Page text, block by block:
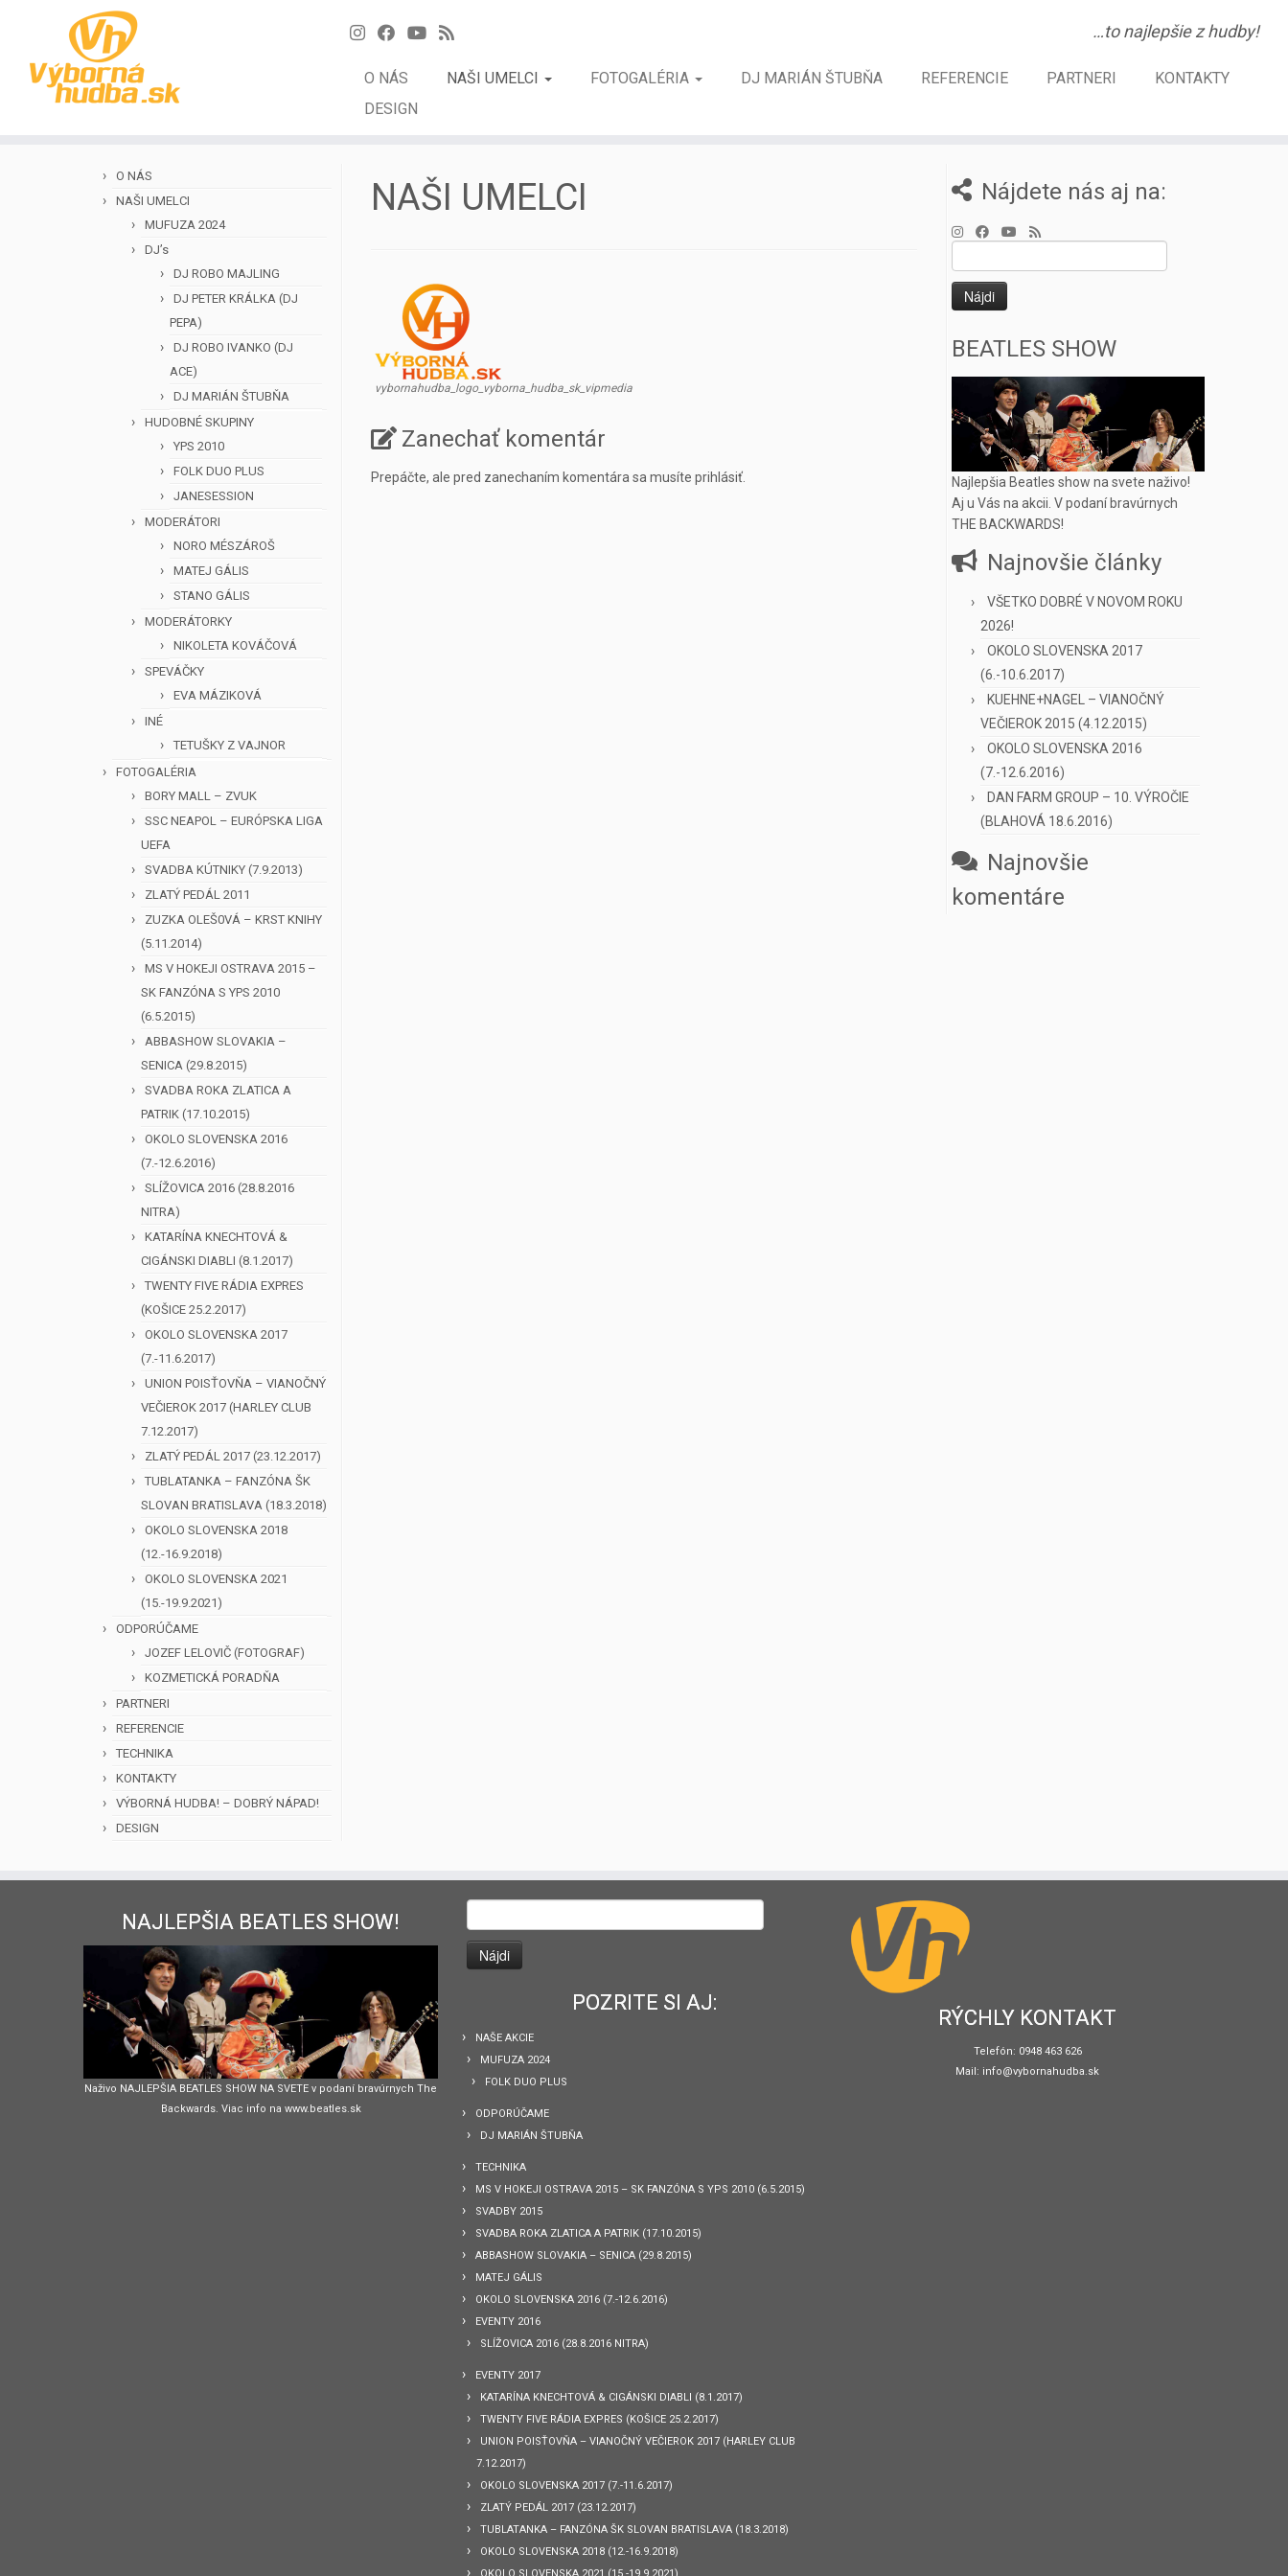
…to najlepšie z hudby!
O NÁS NAŠI UMELCI FOTOGALÉRIA DJ MARIÁN ŠTUBŇA REFERENCIE PARTNERI
KONTAKTY
DESIGN
O NÁS
NAŠI UMELCI
MUFUZA 2024
DJ’s
DJ ROBO MAJLING
DJ PETER KRÁLKA (DJ
PEPA)
DJ ROBO IVANKO (DJ
ACE)
DJ MARIÁN ŠTUBŇA
HUDOBNÉ SKUPINY
YPS 2010
FOLK DUO PLUS
JANESESSION
MODERÁTORI
NORO MÉSZÁROŠ
MATEJ GÁLIS
STANO GÁLIS
MODERÁTORKY
NIKOLETA KOVÁČOVÁ
SPEVÁČKY
EVA MÁZIKOVÁ
INÉ
TETUŠKY Z VAJNOR
FOTOGALÉRIA
BORY MALL – ZVUK
SSC NEAPOL – EURÓPSKA LIGA
UEFA
SVADBA KÚTNIKY (7.9.2013)
ZLATÝ PEDÁL 2011
ZUZKA OLEŠ0VÁ – KRST KNIHY
(5.11.2014)
MS V HOKEJI OSTRAVA 2015 –
SK FANZÓNA S YPS 2010
(6.5.2015)
ABBASHOW SLOVAKIA –
SENICA (29.8.2015)
SVADBA ROKA ZLATICA A
PATRIK (17.10.2015)
OKOLO SLOVENSKA 2016
(7.-12.6.2016)
SLÍŽOVICA 2016 (28.8.2016
NITRA)
KATARÍNA KNECHTOVÁ &
CIGÁNSKI DIABLI (8.1.2017)
TWENTY FIVE RÁDIA EXPRES
(KOŠICE 25.2.2017)
OKOLO SLOVENSKA 2017
(7.-11.6.2017)
UNION POISŤOVŇA – VIANOČNÝ
VEČIEROK 2017 (HARLEY CLUB
7.12.2017)
ZLATÝ PEDÁL 2017 (23.12.2017)
TUBLATANKA – FANZÓNA ŠK
SLOVAN BRATISLAVA (18.3.2018)
OKOLO SLOVENSKA 2018
(12.-16.9.2018)
OKOLO SLOVENSKA 2021
(15.-19.9.2021)
ODPORÚČAME
JOZEF LELOVIČ (FOTOGRAF)
KOZMETICKÁ PORADŇA
PARTNERI
REFERENCIE
TECHNIKA
KONTAKTY
VÝBORNÁ HUDBA! – DOBRÝ NÁPAD!
DESIGN
NAŠI UMELCI
vybornahudba_logo_vyborna_hudba_sk_vipmedia
Zanechať komentár
Prepáčte, ale pred zanechaním komentára sa musíte prihlásiť
Nájdete nás aj na:
BEATLES SHOW
Najlepšia Beatles show na svete naživo!
Aj u Vás na akcii. V podaní bravúrnych
THE BACKWARDS!
Najnovšie články
VŠETKO DOBRÉ V NOVOM ROKU
2026!
OKOLO SLOVENSKA 2017
(6.-10.6.2017)
KUEHNE+NAGEL – VIANOČNÝ
VEČIEROK 2015 (4.12.2015)
OKOLO SLOVENSKA 2016
(7.-12.6.2016)
DAN FARM GROUP – 10. VÝROČIE
(BLAHOVÁ 18.6.2016)
Najnovšie
komentáre
NAJLEPŠIA BEATLES SHOW!
Naživo NAJLEPŠIA BEATLES SHOW NA SVETE v podaní bravúrnych The
Backwards. Viac info na www.beatles.sk
POZRITE SI AJ:
NAŠE AKCIE
MUFUZA 2024
FOLK DUO PLUS
ODPORÚČAME
DJ MARIÁN ŠTUBŇA
TECHNIKA
MS V HOKEJI OSTRAVA 2015 – SK FANZÓNA S YPS 2010 (6.5.2015)
SVADBY 2015
SVADBA ROKA ZLATICA A PATRIK (17.10.2015)
ABBASHOW SLOVAKIA – SENICA (29.8.2015)
MATEJ GÁLIS
OKOLO SLOVENSKA 2016 (7.-12.6.2016)
EVENTY 2016
SLÍŽOVICA 2016 (28.8.2016 NITRA)
EVENTY 2017
KATARÍNA KNECHTOVÁ & CIGÁNSKI DIABLI (8.1.2017)
TWENTY FIVE RÁDIA EXPRES (KOŠICE 25.2.2017)
UNION POISŤOVŇA – VIANOČNÝ VEČIEROK 2017 (HARLEY CLUB
7.12.2017)
OKOLO SLOVENSKA 2017 (7.-11.6.2017)
ZLATÝ PEDÁL 2017 (23.12.2017)
TUBLATANKA – FANZÓNA ŠK SLOVAN BRATISLAVA (18.3.2018)
OKOLO SLOVENSKA 2018 (12.-16.9.2018)
RÝCHLY KONTAKT
Telefón: 0948 463 626
Mail: info@vybornahudba.sk